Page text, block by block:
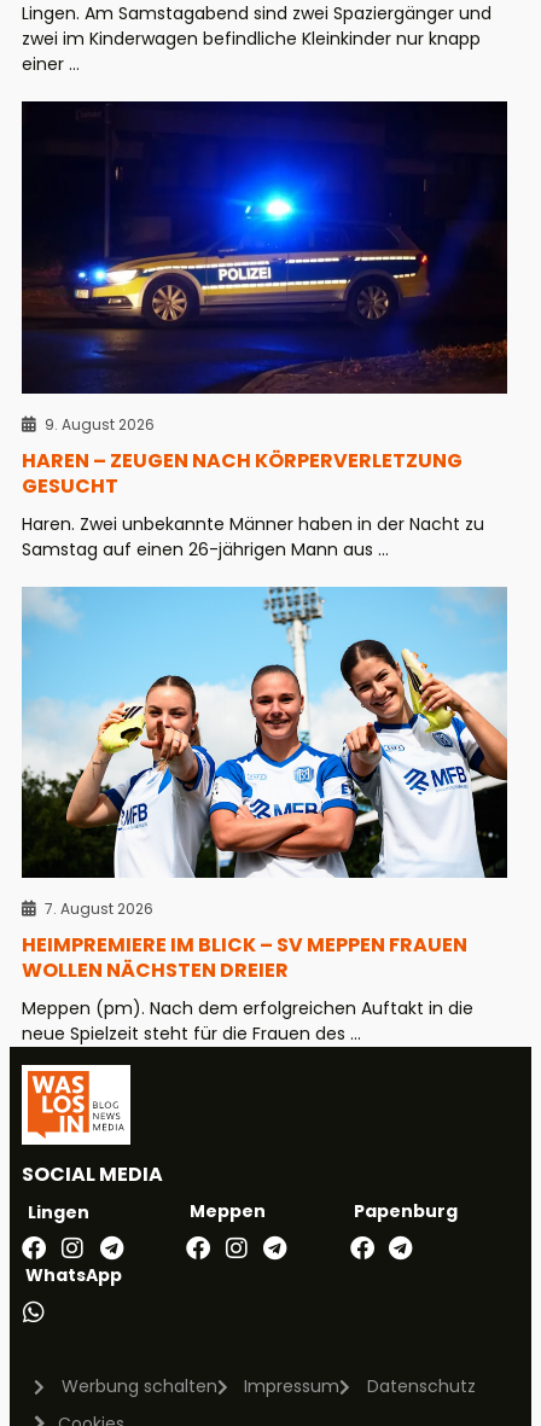
Lingen. Am Samstagabend sind zwei Spaziergänger und
zwei im Kinderwagen befindliche Kleinkinder nur knapp
einer ...
9. August 2026
HAREN – ZEUGEN NACH KÖRPERVERLETZUNG
GESUCHT
Haren. Zwei unbekannte Männer haben in der Nacht zu
Samstag auf einen 26-jährigen Mann aus ...
7. August 2026
HEIMPREMIERE IM BLICK – SV MEPPEN FRAUEN
WOLLEN NÄCHSTEN DREIER
Meppen (pm). Nach dem erfolgreichen Auftakt in die
neue Spielzeit steht für die Frauen des ...
SOCIAL MEDIA
Lingen Meppen Papenburg
WhatsApp
Werbung schalten Impressum
Datenschutz